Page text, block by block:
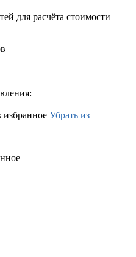
для расчёта стоимости
Убрать из